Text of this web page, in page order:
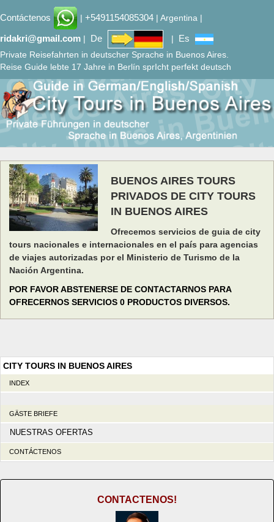
Contáctenos | +5491154085304 | Argentina |
ridakri@gmail.com | De | Es
Private Reisefahrten in deutscher Sprache in Buenos Aires.
Reise Guide lebte 17 Jahre in Berlín sprIcht perfekt deutsch
BUENOS AIRES TOURS
PRIVADOS DE CITY TOURS
IN BUENOS AIRES
Ofrecemos servicios de guia de city
tours nacionales e internacionales en el país para agencias
de viajes autorizadas por el Ministerio de Turismo de la
Nación Argentina.
POR FAVOR ABSTENERSE DE CONTACTARNOS PARA
OFRECERNOS SERVICIOS 0 PRODUCTOS DIVERSOS.
CITY TOURS IN BUENOS AIRES
INDEX
GÄSTE BRIEFE
NUESTRAS OFERTAS
CONTÁCTENOS
CONTACTENOS!